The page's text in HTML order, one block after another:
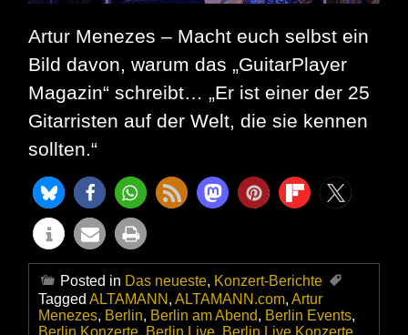
Artur Menezes – Macht euch selbst ein
Bild davon, warum das „GuitarPlayer
Magazin“ schreibt… „Er ist einer der 25
Gitarristen auf der Welt, die sie kennen
sollten.“
Posted in Das neueste, Konzert-Berichte
Tagged ALTAMANN , ALTAMANN.com, Artur
Menezes, Berlin, Berlin am Abend, Berlin Events,